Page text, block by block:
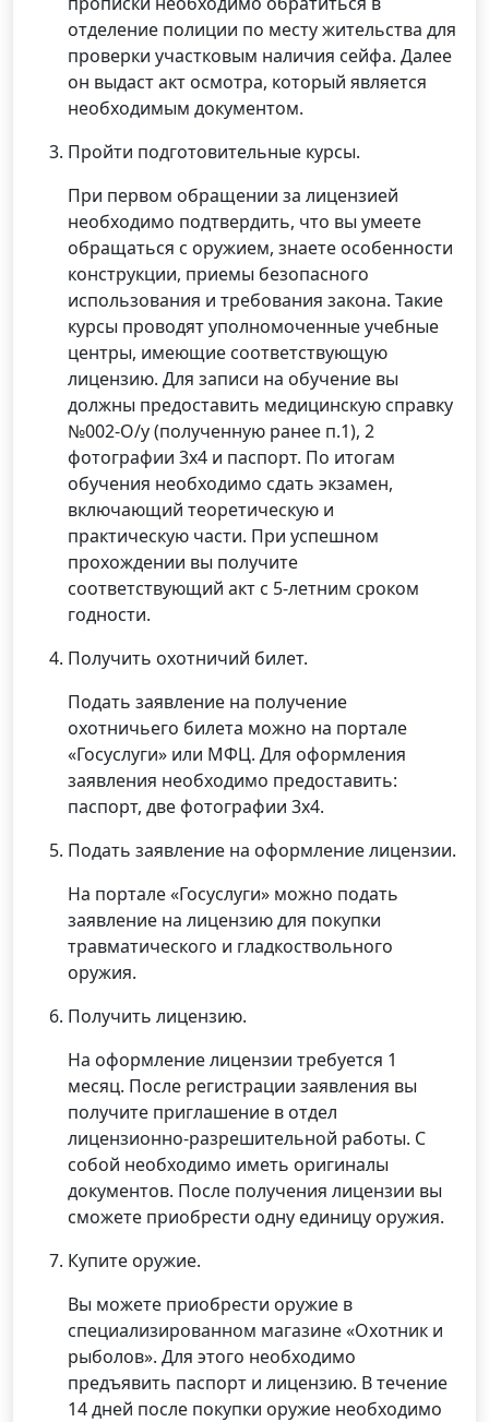
отделение полиции по месту жительства для
проверки участковым наличия сейфа. Далее
он выдаст акт осмотра, который является
необходимым документом.
Пройти подготовительные курсы.
При первом обращении за лицензией
необходимо подтвердить, что вы умеете
обращаться с оружием, знаете особенности
конструкции, приемы безопасного
использования и требования закона. Такие
курсы проводят уполномоченные учебные
центры, имеющие соответствующую
лицензию. Для записи на обучение вы
должны предоставить медицинскую справку
№002-О/у (полученную ранее п.1), 2
фотографии 3х4 и паспорт. По итогам
обучения необходимо сдать экзамен,
включающий теоретическую и
практическую части. При успешном
прохождении вы получите
соответствующий акт с 5-летним сроком
годности.
Получить охотничий билет.
Подать заявление на получение
охотничьего билета можно на портале
«Госуслуги» или МФЦ. Для оформления
заявления необходимо предоставить:
паспорт, две фотографии 3х4.
Подать заявление на оформление лицензии.
На портале «Госуслуги» можно подать
заявление на лицензию для покупки
травматического и гладкоствольного
оружия.
Получить лицензию.
На оформление лицензии требуется 1
месяц. После регистрации заявления вы
получите приглашение в отдел
лицензионно-разрешительной работы. С
собой необходимо иметь оригиналы
документов. После получения лицензии вы
сможете приобрести одну единицу оружия.
Купите оружие.
Вы можете приобрести оружие в
специализированном магазине «Охотник и
рыболов». Для этого необходимо
предъявить паспорт и лицензию. В течение
14 дней после покупки оружие необходимо